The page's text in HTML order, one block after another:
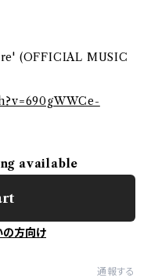
(OFFICIAL MUSIC
available
の方向け
通報する